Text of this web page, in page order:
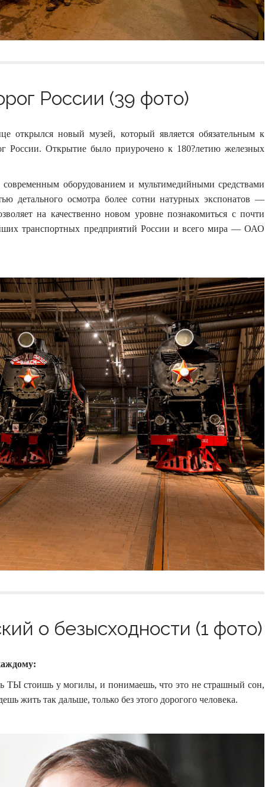
России (39 фото)
открылся новый музей, который является обязательным к
Открытие было приурочено к 180?летию железных
оборудованием и мультимедийными средствами
детального осмотра более сотни натурных экспонатов —
на качественно новом уровне познакомиться с почти
транспортных предприятий России и всего мира — ОАО
о безысходности (1 фото)
ТЫ стоишь у могилы, и понимаешь, что это не страшный сон,
жить так дальше, только без этого дорогого человека.